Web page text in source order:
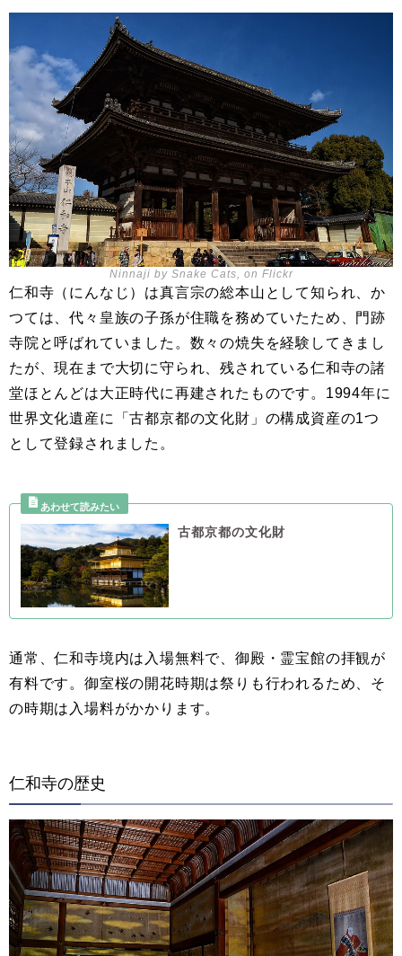
Ninnaji by Snake Cats, on Flickr
仁和寺（にんなじ）は真言宗の総本山として知られ、か
つては、代々皇族の子孫が住職を務めていたため、門跡
寺院と呼ばれていました。数々の焼失を経験してきまし
たが、現在まで大切に守られ、残されている仁和寺の諸
堂ほとんどは大正時代に再建されたものです。1994年に
世界文化遺産に「古都京都の文化財」の構成資産の1つ
として登録されました。
古都京都の文化財
通常、仁和寺境内は入場無料で、御殿・霊宝館の拝観が
有料です。御室桜の開花時期は祭りも行われるため、そ
の時期は入場料がかかります。
仁和寺の歴史